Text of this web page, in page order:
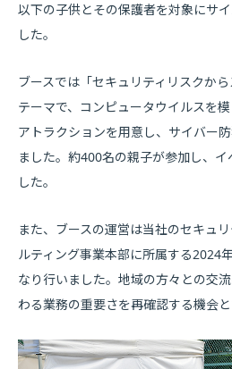
以下の子供とその保護者を対象にサ
した。
ブースでは「セキュリティリスクか
テーマで、コンピュータウイルスを
アトラクションを用意し、サイバー
ました。約400名の親子が参加し、
した。
また、ブースの運営は当社のセキュ
ルティング事業本部に所属する2024
なり行いました。地域の方々との交
わる業務の重要さを再確認する機会と